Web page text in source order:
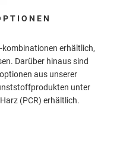
erhältlich,
Darüber hinaus sind
aus unserer
unter
(PCR) erhältlich.